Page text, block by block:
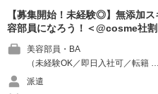
【募集開始！未経験◎】無添加
容部員になろう！＜@cosme社割
美容部員・BA
（未経験OK／即日入社可／転籍 …
派遣